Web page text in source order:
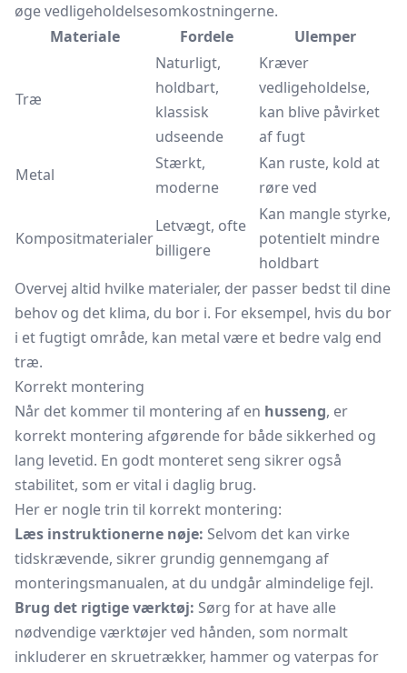
øge vedligeholdelsesomkostningerne.
Materiale
Fordele Ulemper
Træ
Naturligt,
holdbart,
klassisk
udseende
Kræver
vedligeholdelse,
kan blive påvirket
af fugt
Metal
Stærkt,
moderne
Kan ruste, kold at
røre ved
Kompositmaterialer
Letvægt, ofte
billigere
Kan mangle styrke,
potentielt mindre
holdbart
Overvej altid hvilke materialer, der passer bedst til dine
behov og det klima, du bor i. For eksempel, hvis du bor
i et fugtigt område, kan metal være et bedre valg end
træ.
Korrekt montering
Når det kommer til montering af en husseng, er
korrekt montering afgørende for både sikkerhed og
lang levetid. En godt monteret seng sikrer også
stabilitet, som er vital i daglig brug.
Her er nogle trin til korrekt montering:
Læs instruktionerne nøje: Selvom det kan virke
tidskrævende, sikrer grundig gennemgang af
monteringsmanualen, at du undgår almindelige fejl.
Brug det rigtige værktøj: Sørg for at have alle
nødvendige værktøjer ved hånden, som normalt
inkluderer en skruetrækker, hammer og vaterpas for